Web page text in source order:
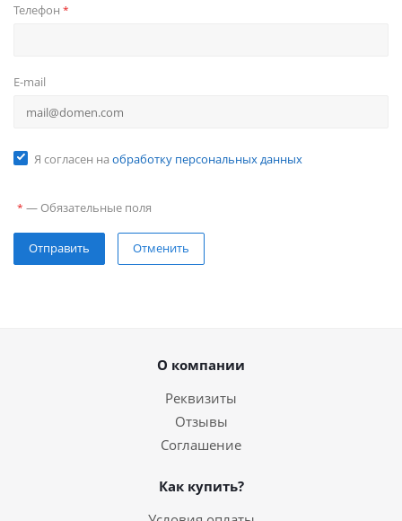
Телефон *
E-mail
Я согласен на обработку персональных данных
* — Обязательные поля
Отправить Отменить
О компании
Реквизиты
Отзывы
Соглашение
Как купить?